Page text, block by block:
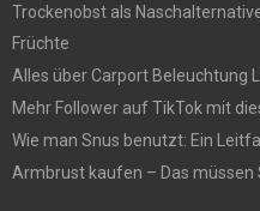
Trockenobst als
Früchte
Alles über Carport Beleuchtung
Mehr Follower auf TikTok mit
Wie man Snus benutzt: Ein
Armbrust kaufen – Das müssen